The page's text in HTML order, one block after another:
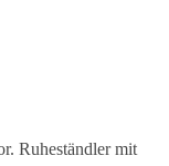
Ruheständler mit